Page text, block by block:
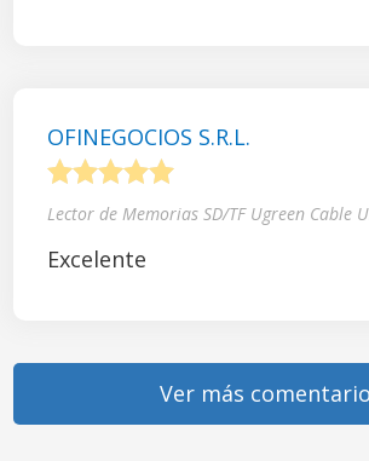
OFINEGOCIOS S.R.L.
Lector de Memorias SD/TF Ugreen Cable
Excelente
Ver más